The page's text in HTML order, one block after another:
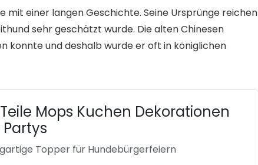
mit einer langen Geschichte. Seine Ursprünge reichen
sehr geschätzt wurde. Die alten Chinesen
konnte und deshalb wurde er oft in königlichen
Mops Kuchen Dekorationen
Topper für Hundebürgerfeiern